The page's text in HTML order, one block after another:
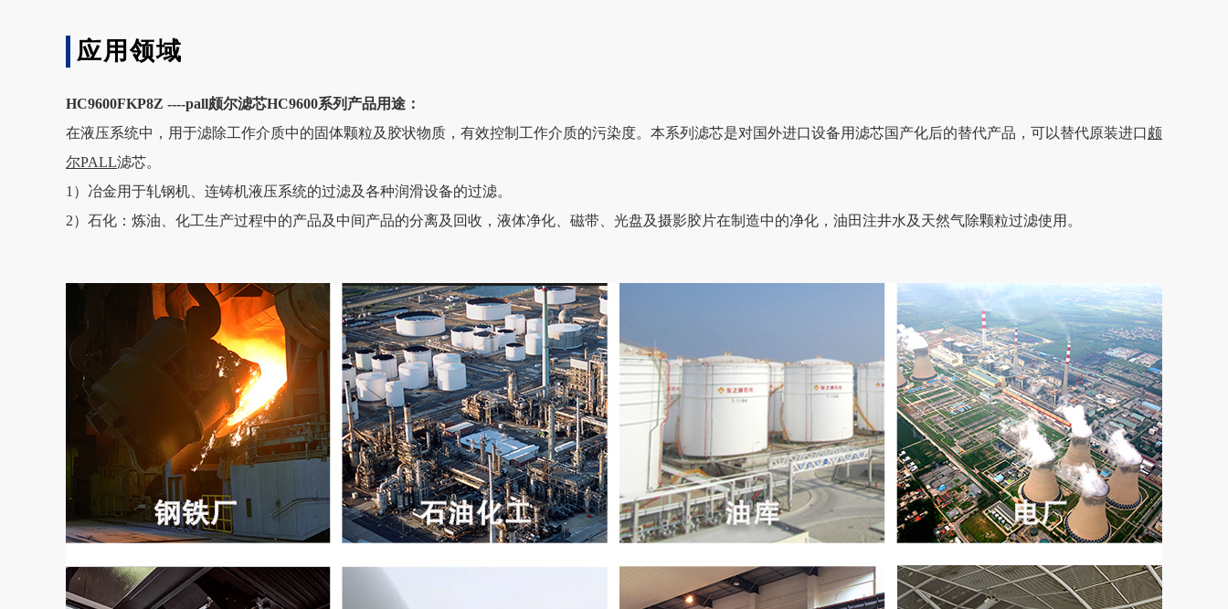
应用领域
HC9600FKP8Z ----pall颇尔滤芯HC9600系列产品用途：
在液压系统中，用于滤除工作介质中的固体颗粒及胶状物质，有效控制工作介质的污染度。本系列滤芯是对国外进口设备用滤芯国产化后的替代产品，可以替代原装进口颇
尔PALL滤芯。
1）冶金用于轧钢机、连铸机液压系统的过滤及各种润滑设备的过滤。
2）石化：炼油、化工生产过程中的产品及中间产品的分离及回收，液体净化、磁带、光盘及摄影胶片在制造中的净化，油田注井水及天然气除颗粒过滤使用。